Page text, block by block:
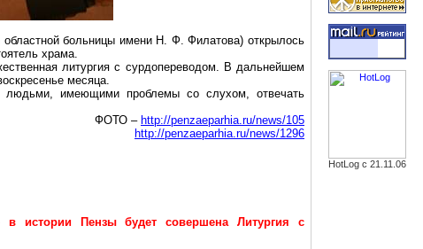
больницы имени Н. Ф. Филатова) открылось
храма.
литургия с сурдопереводом. В дальнейшем
месяца.
людьми, имеющими проблемы со слухом, отвечать
ФОТО – http://penzaeparhia.ru/news/105
http://penzaeparhia.ru/news/1296
в истории Пензы будет совершена Литургия с
HotLog с 21.11.06